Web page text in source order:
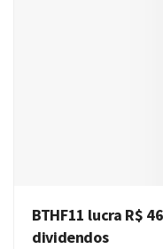
BTHF11 lucra R$
dividendos